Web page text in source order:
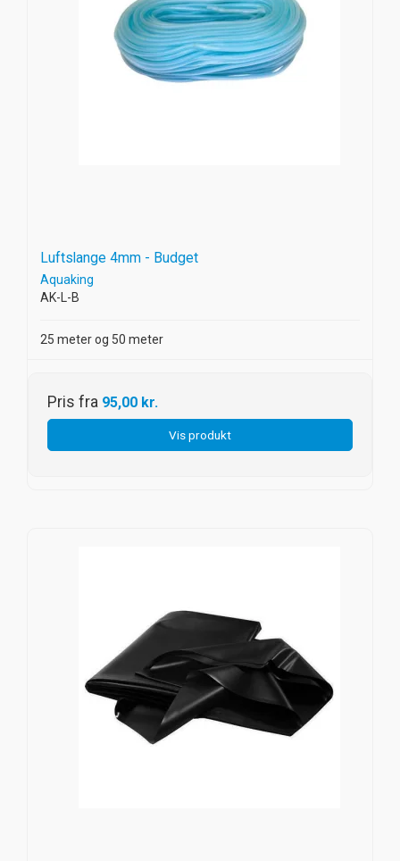
Luftslange 4mm - Budget
Aquaking
AK-L-B
25 meter og 50 meter
Pris fra 95,00 kr.
Vis produkt